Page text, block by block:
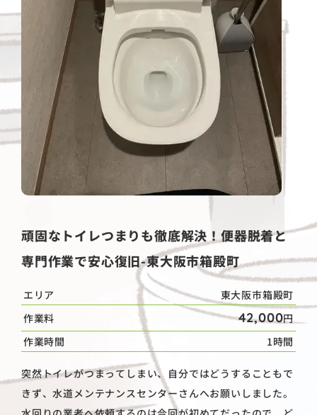
頑固なトイレつまりも徹底解決！便器脱着と
専門作業で安心復旧-東大阪市箱殿町
エリア
東大阪市箱殿町
作業料
42,000円
作業時間
1時間
突然トイレがつまってしまい、自分ではどうすることもで
きず、水道メンテナンスセンターさんへお願いしました。